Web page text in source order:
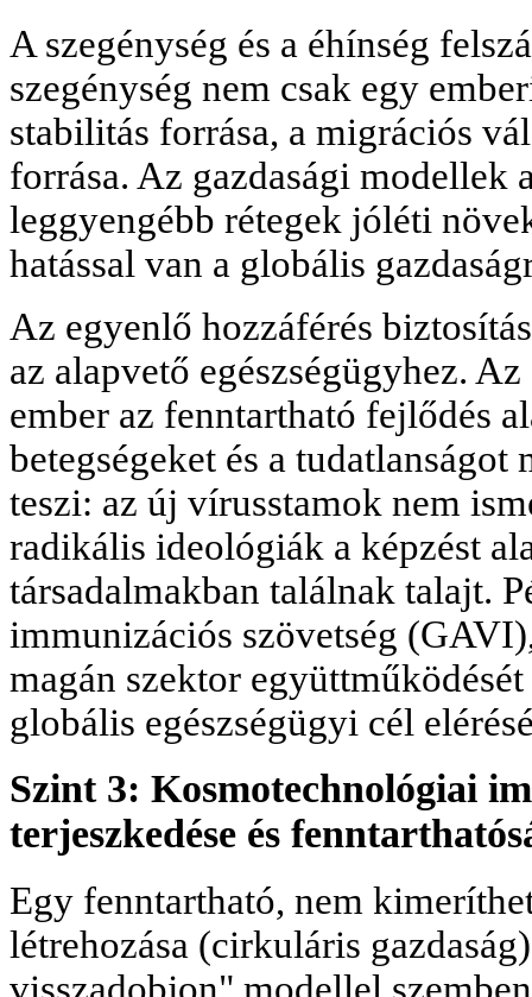
A szegénység és a éhínség
szegénység nem csak egy
stabilitás forrása, a migrációs
forrása. Az gazdasági modellek
leggyengébb rétegek jóléti
hatással van a globális
Az egyenlő hozzáférés
az alapvető egészségügyhez.
ember az fenntartható fejlődés
betegségeket és a
teszi: az új vírusstamok nem
radikális ideológiák a képzést
társadalmakban találnak talajt.
immunizációs szövetség
magán szektor
globális egészségügyi cél
Szint 3: Kosmotechnológiai
terjeszkedése és
Egy fenntartható, nem
létrehozása (cirkuláris